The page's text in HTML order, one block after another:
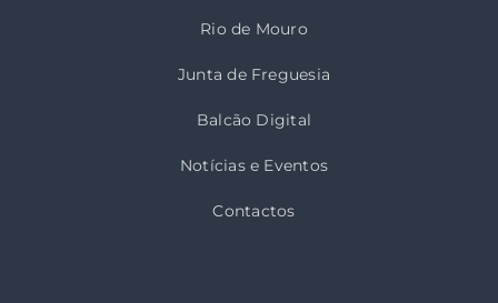
Rio de Mouro
Junta de Freguesia
Balcão Digital
Notícias e Eventos
Contactos